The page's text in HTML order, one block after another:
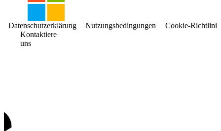
Kontaktiere
uns
Datenschutzerklärung Nutzungsbedingungen Cookie-Richtlinie